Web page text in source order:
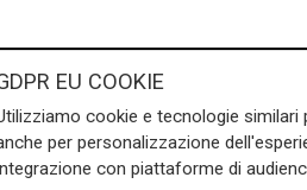
natura pubblica, in
Occidentale detiene il 96,739%
che conferma come la
uso responsabile delle
organizzazioni sindacali –
EU COOKIE
cookie e tecnologie
per personalizzazione
con piattaforme di